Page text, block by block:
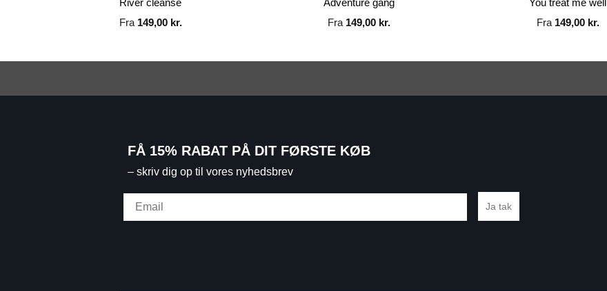
Fra 149,00 kr.
Fra 149,00 kr.
Fra 149,00 kr.
FÅ 15% RABAT PÅ DIT FØRSTE KØB
– skriv dig op til vores nyhedsbrev
Ja tak